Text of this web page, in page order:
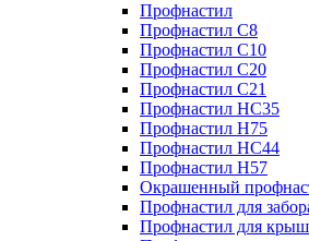
Профнастил
Профнастил С8
Профнастил С10
Профнастил С20
Профнастил С21
Профнастил НС35
Профнастил Н75
Профнастил HC44
Профнастил Н57
Окрашенный
Профнастил для
Профнастил для